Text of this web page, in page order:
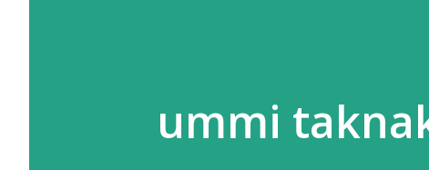
ummi